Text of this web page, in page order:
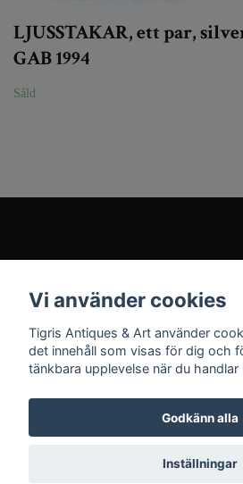
LJUSSTAKAR, ett par,
GAB 1994
Såld
Sociala medier
© 2026 Tigris
Vi använder cookies
Tigris Antiques & Art använder
det innehåll som visas för dig och
tänkbara upplevelse när du
Godkänn alla
Inställningar